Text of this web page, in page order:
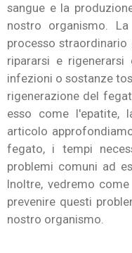
sangue e la
nostro organismo.
processo
ripararsi e
infezioni o sostanze
rigenerazione del
esso come l'epatite,
articolo
fegato, i tempi
problemi comuni ad
Inoltre, vedremo
prevenire questi
nostro organismo.